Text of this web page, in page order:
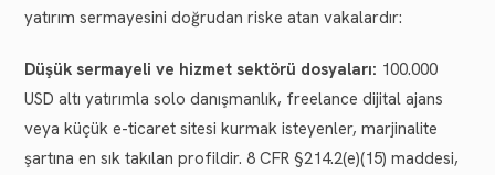
yatırım sermayesini doğrudan riske atan vakalardır:
Düşük sermayeli ve hizmet sektörü dosyaları: 100.000
USD altı yatırımla solo danışmanlık, freelance dijital ajans
veya küçük e-ticaret sitesi kurmak isteyenler, marjinalite
şartına en sık takılan profildir. 8 CFR §214.2(e)(15) maddesi,